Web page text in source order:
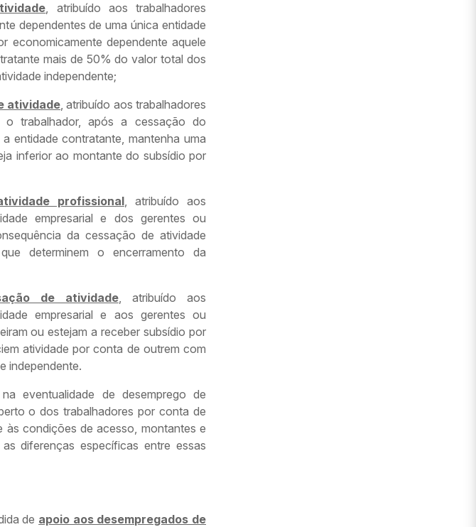
, atribuído aos trabalhadores
dependentes de uma única entidade
economicamente dependente aquele
mais de 50% do valor total dos
independente;
atividade, atribuído aos trabalhadores
o trabalhador, após a cessação do
entidade contratante, mantenha uma
inferior ao montante do subsídio por
profissional, atribuído aos
empresarial e dos gerentes ou
da cessação de atividade
determinem o encerramento da
de atividade, atribuído aos
empresarial e aos gerentes ou
ou estejam a receber subsídio por
atividade por conta de outrem com
independente.
eventualidade de desemprego de
o dos trabalhadores por conta de
às condições de acesso, montantes e
diferenças específicas entre essas
de apoio aos desempregados de